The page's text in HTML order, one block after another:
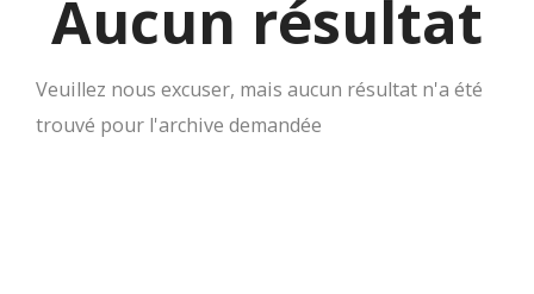
Aucun résultat
Veuillez nous excuser, mais aucun résultat n'a été
trouvé pour l'archive demandée